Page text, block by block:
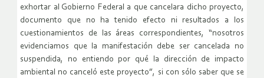
exhortar al Gobierno Federal a que cancelara dicho proyecto,
documento que no ha tenido efecto ni resultados a los
cuestionamientos de las áreas correspondientes, “nosotros
evidenciamos que la manifestación debe ser cancelada no
suspendida, no entiendo por qué la dirección de impacto
ambiental no canceló este proyecto”, si con sólo saber que se